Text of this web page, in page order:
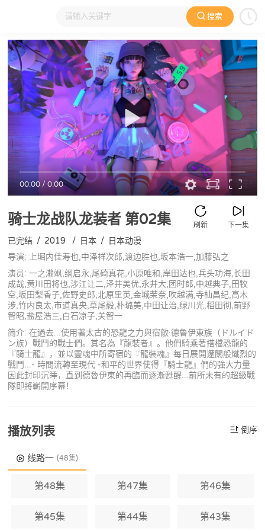
搜索
大家在看 日本动漫 国产动漫 欧美动漫 动漫电影
00:00/0:00
骑士龙战队龙装者 第02集 下一集
刷新
已完结 / 2019 / 日本 / 日本动漫
导演: 上堀内佳寿也,中泽祥次郎,渡边胜也,坂本浩一,加藤弘之
演员: 一之濑飒,纲启永,尾碕真花,小原唯和,岸田达也,兵头功海,长田
成哉,黄川田将也,涉江让二,泽井美优,永井大,团时郎,中越典子,田牧
空,坂田梨香子,佐野史郎,北原里英,金城茉奈,吹越满,寺杣昌纪,高木
涉,竹内良太,市道真央,草尾毅,朴璐美,中田让治,绿川光,稻田彻,前野
智昭,盐屋浩三,白石凉子,关智一
简介: 在過去...使用著太古的恐龍之力與宿敵·德魯伊東族（ドルイド
ン族）戰鬥的戰士們。其名為『龍裝者』。他們騎乘著搭檔恐龍的
『騎士龍』，並以靈魂中所寄宿的『龍裝魂』每日展開遼闊般熾烈的
戰鬥...- 時間流轉至現代 -和平的世界使得『騎士龍』們的強大力量
因此封印沉睡，直到德魯伊東的再臨而逐漸甦醒...前所未有的超級戰
隊即將嶄開序幕！
播放列表 倒序
线路一 (48集)
第48集 第47集 第46集
第45集 第44集 第43集